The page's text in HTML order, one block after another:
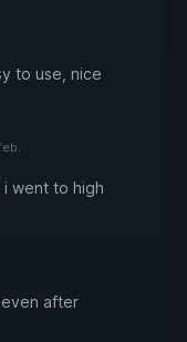
to use, nice
went to high
after